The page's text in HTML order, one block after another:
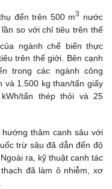
đến trên 500 m3
nước
so với chỉ tiêu trên thế
ngành chế biến thực
trên thế giới. Bên cạnh
trong các ngành công
và 1.500 kg than/tấn giấy
tấn thép thỏi và 25
thâm canh sâu với
trừ sâu đã dẫn đến độ
ra, kỹ thuật canh tác
đã làm ô nhiễm, xơ